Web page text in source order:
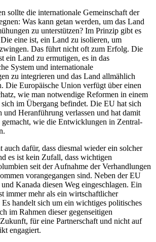
sollte die internationale Gemeinschaft der
Was kann getan werden, um das Land
zu unterstützen? Im Prinzip gibt es
eine ist, ein Land zu isolieren, um
Das führt nicht oft zum Erfolg. Die
ein Land zu ermutigen, es in das
System und internationale
zu integrieren und das Land allmählich
Die Europäische Union verfügt über einen
wie man notwendige Reformen in einem
im Übergang befindet. Die EU hat sich
und Heranführung verlassen und hat damit
wie die Entwicklungen in Zentral-
dafür, dass diesmal wieder ein solcher
es ist kein Zufall, dass wichtigen
seit der Aufnahme der Verhandlungen
vorangegangen sind. Neben der EU
Kanada diesen Weg eingeschlagen. Ein
immer mehr als ein wirtschaftlicher
Es handelt sich um ein wichtiges politisches
im Rahmen dieser gegenseitigen
für eine Partnerschaft und nicht auf
engagiert.